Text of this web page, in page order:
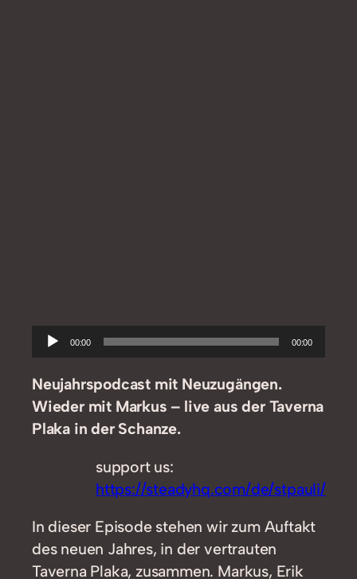
Audio-
Player
00:00 00:00
Neujahrspodcast mit Neuzugängen.
Wieder mit Markus – live aus der Taverna
Plaka in der Schanze.
support us:
https://steadyhq.com/de/stpauli/
In dieser Episode stehen wir zum Auftakt
des neuen Jahres, in der vertrauten
Taverna Plaka, zusammen. Markus, Erik